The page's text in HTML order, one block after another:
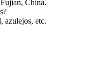
China.
azulejos, etc.